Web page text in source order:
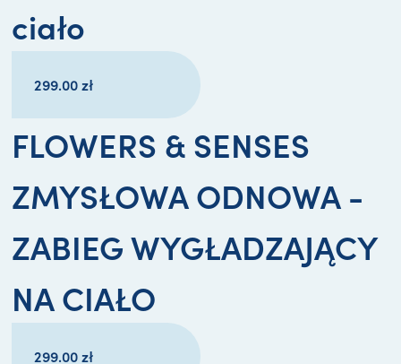
ciało
299.00zł
FLOWERS & SENSES
ZMYSŁOWA ODNOWA -
ZABIEG WYGŁADZAJĄCY
NA CIAŁO
299.00zł